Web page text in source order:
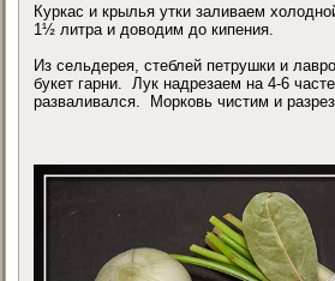
Куркас и крылья утки заливаем
1½ литра и доводим до кипения.
Из сельдерея, стеблей петрушки и
букет гарни. Лук надрезаем на 4-6
разваливался. Морковь чистим и